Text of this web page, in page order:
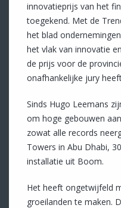
innovatieprijs van het
toegekend. Met de
het blad
het vlak van innovatie
de prijs voor de
onafhankelijke jury
Sinds Hugo Leemans
om hoge gebouwen
zowat alle records
Towers in Abu Dhabi,
installatie uit Boom.
Het heeft ongetwijfeld
groeilanden te maken.